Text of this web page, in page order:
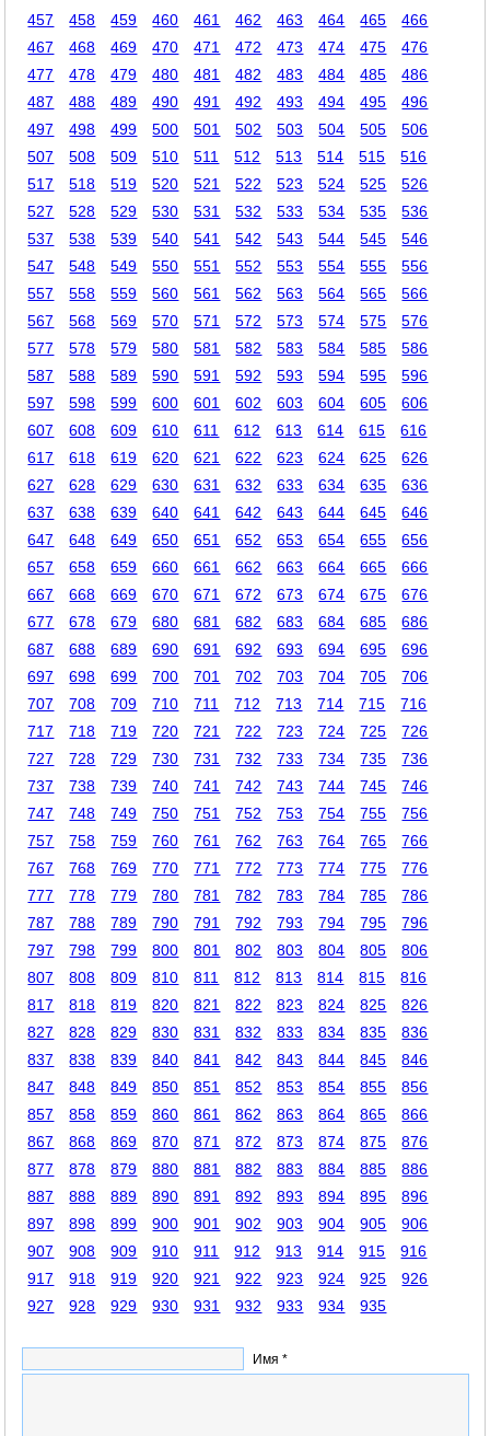
457
458 459 460 461 462 463 464 465
466
467
468 469 470 471 472 473 474 475
476
477
478 479 480 481 482 483 484 485
486
487
488 489 490 491 492 493 494 495
496
497
498 499 500 501 502 503 504 505
506
507
508 509 510 511 512 513 514 515
516
517
518 519 520 521 522 523 524 525
526
527
528 529 530 531 532 533 534 535
536
537
538 539 540 541 542 543 544 545
546
547
548 549 550 551 552 553 554 555
556
557
558 559 560 561 562 563 564 565
566
567
568 569 570 571 572 573 574 575
576
577
578 579 580 581 582 583 584 585
586
587
588 589 590 591 592 593 594 595
596
597
598 599 600 601 602 603 604 605
606
607
608 609 610 611 612 613 614 615
616
617
618 619 620 621 622 623 624 625
626
627
628 629 630 631 632 633 634 635
636
637
638 639 640 641 642 643 644 645
646
647
648 649 650 651 652 653 654 655
656
657
658 659 660 661 662 663 664 665
666
667
668 669 670 671 672 673 674 675
676
677
678 679 680 681 682 683 684 685
686
687
688 689 690 691 692 693 694 695
696
697
698 699 700 701 702 703 704 705
706
707
708 709 710 711 712 713 714 715
716
717
718 719 720 721 722 723 724 725
726
727
728 729 730 731 732 733 734 735
736
737
738 739 740 741 742 743 744 745
746
747
748 749 750 751 752 753 754 755
756
757
758 759 760 761 762 763 764 765
766
767
768 769 770 771 772 773 774 775
776
777
778 779 780 781 782 783 784 785
786
787
788 789 790 791 792 793 794 795
796
797
798 799 800 801 802 803 804 805
806
807
808 809 810 811 812 813 814 815
816
817
818 819 820 821 822 823 824 825
826
827
828 829 830 831 832 833 834 835
836
837
838 839 840 841 842 843 844 845
846
847
848 849 850 851 852 853 854 855
856
857
858 859 860 861 862 863 864 865
866
867
868 869 870 871 872 873 874 875
876
877
878 879 880 881 882 883 884 885
886
887
888 889 890 891 892 893 894 895
896
897
898 899 900 901 902 903 904 905
906
907
908 909 910 911 912 913 914 915
916
917
918 919 920 921 922 923 924 925
926
927
928 929 930 931 932 933 934 935
Имя *